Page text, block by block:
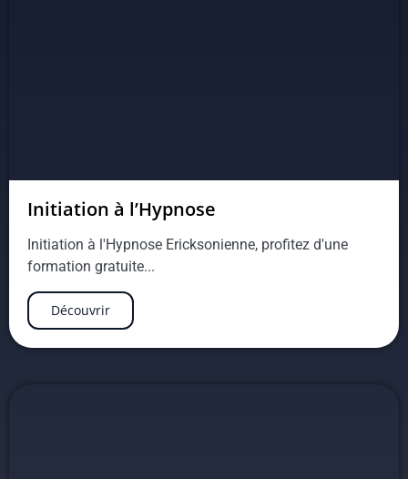
Initiation à l’Hypnose
Initiation à l'Hypnose Ericksonienne, profitez d'une
formation gratuite...
Découvrir